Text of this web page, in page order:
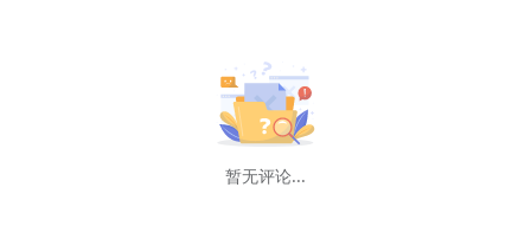
暂无评论...